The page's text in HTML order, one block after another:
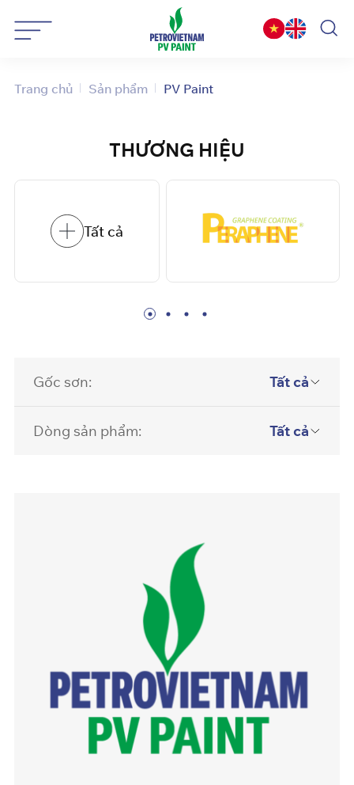
qua
dung
Trang chủ Sản phẩm PV Paint
THƯƠNG HIỆU
Tất cả
Gốc sơn: Tất cả
Dòng sản phẩm: Tất cả